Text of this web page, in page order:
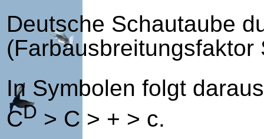
Deutsche Schautaube
(Farbausbreitungsfaktor
In Symbolen folgt
CD > C > + > c.